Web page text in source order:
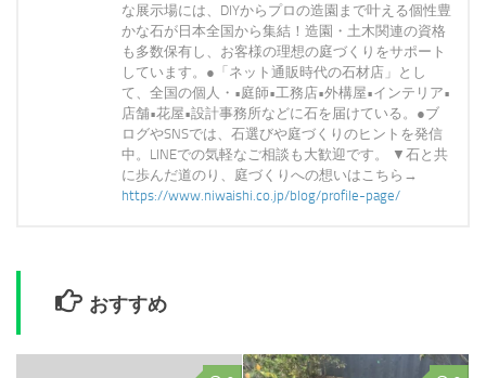
な展示場には、DIYからプロの造園まで叶える個性豊
かな石が日本全国から集結！造園・土木関連の資格
も多数保有し、お客様の理想の庭づくりをサポート
しています。●「ネット通販時代の石材店」とし
て、全国の個人・•庭師•工務店•外構屋•インテリア•
店舗•花屋•設計事務所などに石を届けている。●ブ
ログやSNSでは、石選びや庭づくりのヒントを発信
中。LINEでの気軽なご相談も大歓迎です。 ▼石と共
に歩んだ道のり、庭づくりへの想いはこちら→
https://www.niwaishi.co.jp/blog/profile-page/
おすすめ